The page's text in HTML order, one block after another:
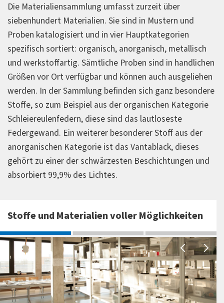
Die Materialiensammlung umfasst zurzeit über
siebenhundert Materialien. Sie sind in Mustern und
Proben katalogisiert und in vier Hauptkategorien
spezifisch sortiert: organisch, anorganisch, metallisch
und werkstoffartig. Sämtliche Proben sind in handlichen
Größen vor Ort verfügbar und können auch ausgeliehen
werden. In der Sammlung befinden sich ganz besondere
Stoffe, so zum Beispiel aus der organischen Kategorie
Schleiereulenfedern, diese sind das lautloseste
Federgewand. Ein weiterer besonderer Stoff aus der
anorganischen Kategorie ist das Vantablack, dieses
gehört zu einer der schwärzesten Beschichtungen und
absorbiert 99,9% des Lichtes.
Stoffe und Materialien voller Möglichkeiten